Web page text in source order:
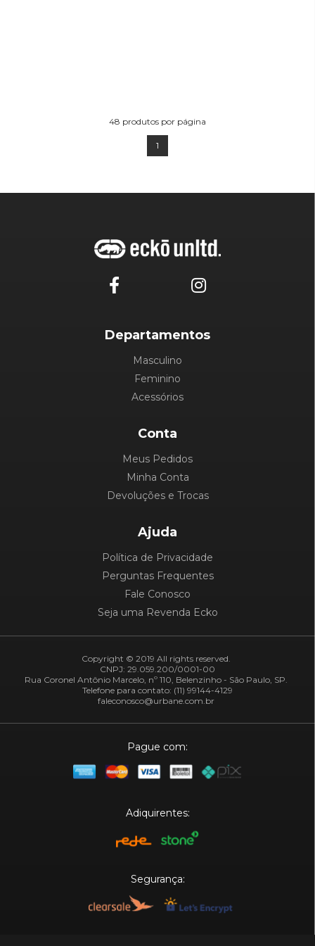
48 produtos por página
1
Departamentos
Masculino
Feminino
Acessórios
Conta
Meus Pedidos
Minha Conta
Devoluções e Trocas
Ajuda
Política de Privacidade
Perguntas Frequentes
Fale Conosco
Seja uma Revenda Ecko
Copyright © 2019 All rights reserved.
CNPJ: 29.059.200/0001-00
Rua Coronel Antônio Marcelo, nº 110, Belenzinho - São Paulo, SP.
Telefone para contato: (11) 99144-4129
faleconosco@urbane.com.br
Pague com:
Adiquirentes:
Segurança: